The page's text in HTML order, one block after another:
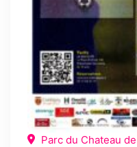
Parc du Chateau